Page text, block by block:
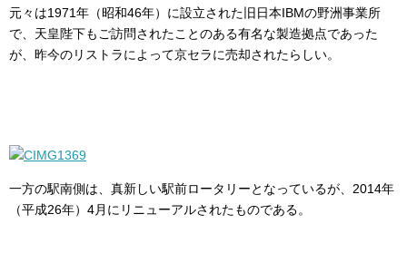
元々は1971年（昭和46年）に設立された旧日本IBMの野洲事業所
で、天皇陛下もご訪問されたことのある有名な製造拠点であった
が、昨今のリストラによって京セラに売却されたらしい。
一方の駅南側は、真新しい駅前ロータリーとなっているが、2014年
（平成26年）4月にリニューアルされたものである。